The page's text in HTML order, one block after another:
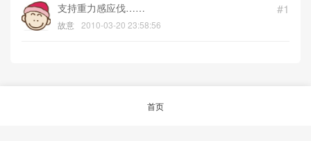
#1
支持重力感应伐……
故意 2010-03-20 23:58:56
首页